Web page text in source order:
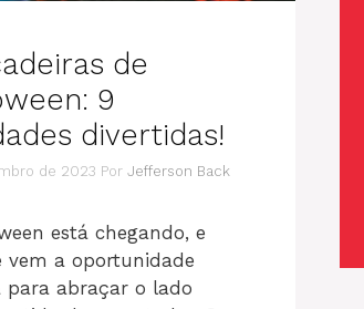
de
9
divertidas!
de 2023 Por Jefferson Back
está chegando, e
vem a oportunidade
para abraçar o lado